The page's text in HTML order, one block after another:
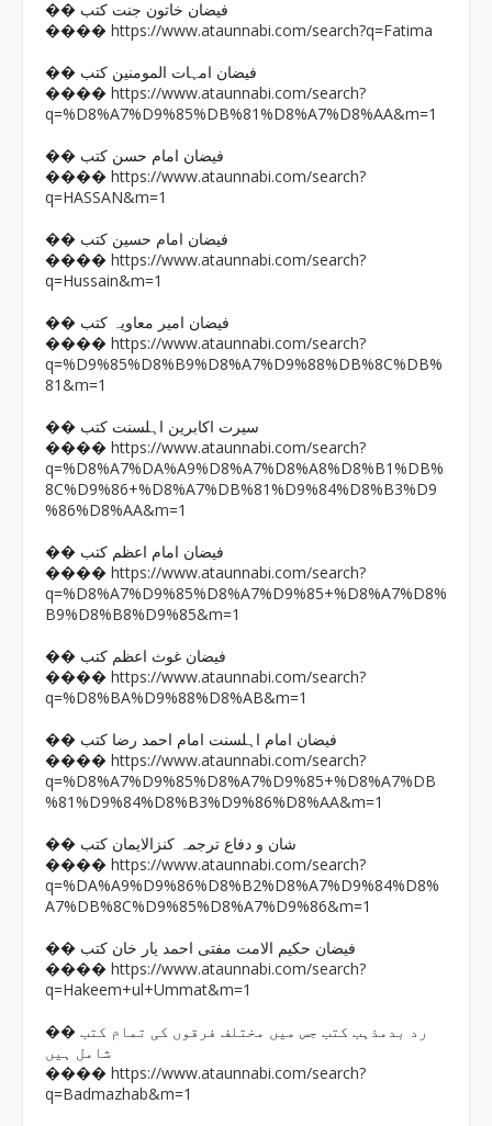
�� فیضان خاتون جنت کتب
���� https://www.ataunnabi.com/search?q=Fatima
�� فیضان امہات المومنین کتب
���� https://www.ataunnabi.com/search?
q=%D8%A7%D9%85%DB%81%D8%A7%D8%AA&m=1
�� فیضان امام حسن کتب
���� https://www.ataunnabi.com/search?
q=HASSAN&m=1
�� فیضان امام حسین کتب
���� https://www.ataunnabi.com/search?
q=Hussain&m=1
�� فیضان امیر معاویہ کتب
���� https://www.ataunnabi.com/search?
q=%D9%85%D8%B9%D8%A7%D9%88%DB%8C%DB%
81&m=1
�� سیرت اکابرین اہلسنت کتب
���� https://www.ataunnabi.com/search?
q=%D8%A7%DA%A9%D8%A7%D8%A8%D8%B1%DB%
8C%D9%86+%D8%A7%DB%81%D9%84%D8%B3%D9
%86%D8%AA&m=1
�� فیضان امام اعظم کتب
���� https://www.ataunnabi.com/search?
q=%D8%A7%D9%85%D8%A7%D9%85+%D8%A7%D8%
B9%D8%B8%D9%85&m=1
�� فیضان غوث اعظم کتب
���� https://www.ataunnabi.com/search?
q=%D8%BA%D9%88%D8%AB&m=1
�� فیضان امام اہلسنت امام احمد رضا کتب
���� https://www.ataunnabi.com/search?
q=%D8%A7%D9%85%D8%A7%D9%85+%D8%A7%DB
%81%D9%84%D8%B3%D9%86%D8%AA&m=1
�� شان و دفاع ترجمہ کنزالایمان کتب
���� https://www.ataunnabi.com/search?
q=%DA%A9%D9%86%D8%B2%D8%A7%D9%84%D8%
A7%DB%8C%D9%85%D8%A7%D9%86&m=1
�� فیضان حکیم الامت مفتی احمد یار خان کتب
���� https://www.ataunnabi.com/search?
q=Hakeem+ul+Ummat&m=1
�� رد بدمذہب کتب جس میں مختلف فرقوں کی تمام کتب
شامل ہیں
���� https://www.ataunnabi.com/search?
q=Badmazhab&m=1